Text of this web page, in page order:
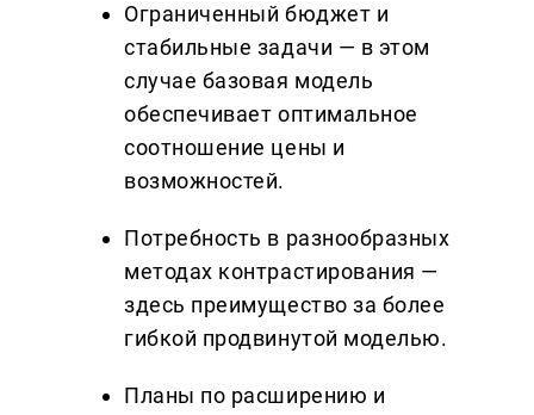
Ограниченный бюджет и
стабильные задачи — в этом
случае базовая модель
обеспечивает оптимальное
соотношение цены и
возможностей.
Потребность в разнообразных
методах контрастирования —
здесь преимущество за более
гибкой продвинутой моделью.
Планы по расширению и